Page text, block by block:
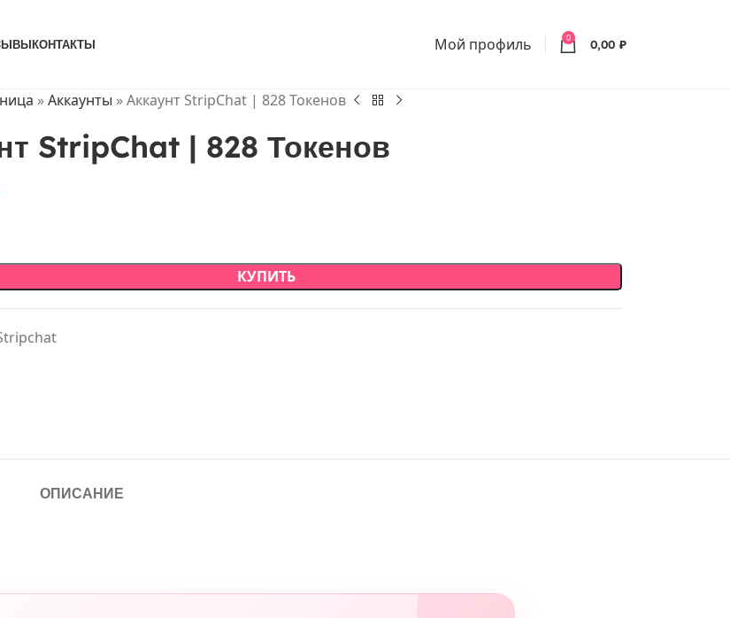
КОНТАКТЫ Мой профиль 0 0,00 ₽
»Аккаунты »Аккаунт StripChat | 828 Токенов
StripChat | 828 Токенов
КУПИТЬ
ОПИСАНИЕ